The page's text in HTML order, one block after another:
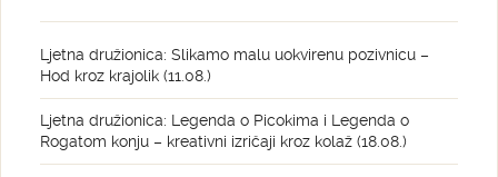
Ljetna družionica: Slikamo malu uokvirenu pozivnicu –
Hod kroz krajolik (11.08.)
Ljetna družionica: Legenda o Picokima i Legenda o
Rogatom konju – kreativni izričaji kroz kolaž (18.08.)